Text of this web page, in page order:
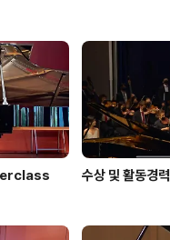
수상 및 활동경력